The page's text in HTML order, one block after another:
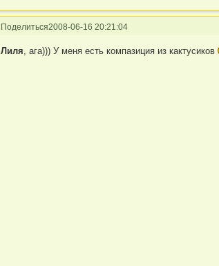
Поделиться2008-06-16 20:21:04
Лиля, ага))) У меня есть компазиция из кактусиков